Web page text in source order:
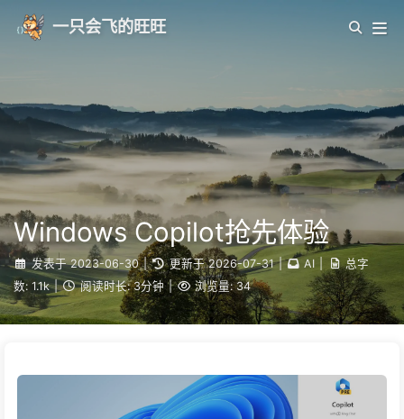
一只会飞的旺旺
Windows Copilot抢先体验
发表于 2023-06-30 | 更新于 2026-07-31 | AI
总字
数: 1.1k | 阅读时长: 3分钟 | 浏览量: 34